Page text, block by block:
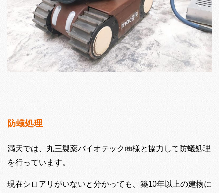
防蟻処理
満天では、丸三製薬バイオテック㈱様と協力して防蟻処理
を行っています。
現在シロアリがいないと分かっても、築10年以上の建物に